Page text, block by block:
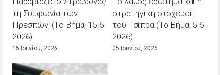
τη Συμφωνία των
Πρεσπών; (Το Βήμα, 15-6-
2026)
15 Ιουνίου, 2026
στρατηγική στόχευση
του Τσίπρα (Το Βήμα, 5-6-
2026)
05 Ιουνίου, 2026